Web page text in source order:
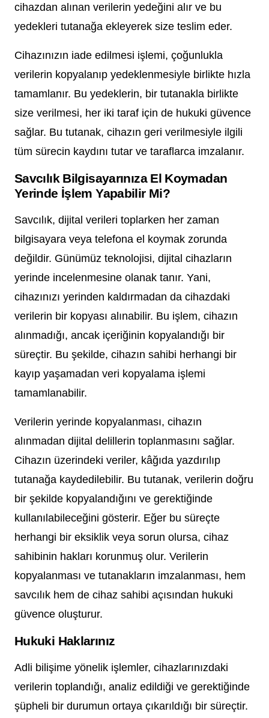
cihazdan alınan verilerin yedeğini alır ve bu
yedekleri tutanağa ekleyerek size teslim eder.
Cihazınızın iade edilmesi işlemi, çoğunlukla
verilerin kopyalanıp yedeklenmesiyle birlikte hızla
tamamlanır. Bu yedeklerin, bir tutanakla birlikte
size verilmesi, her iki taraf için de hukuki güvence
sağlar. Bu tutanak, cihazın geri verilmesiyle ilgili
tüm sürecin kaydını tutar ve taraflarca imzalanır.
Savcılık Bilgisayarınıza El Koymadan
Yerinde İşlem Yapabilir Mi?
Savcılık, dijital verileri toplarken her zaman
bilgisayara veya telefona el koymak zorunda
değildir. Günümüz teknolojisi, dijital cihazların
yerinde incelenmesine olanak tanır. Yani,
cihazınızı yerinden kaldırmadan da cihazdaki
verilerin bir kopyası alınabilir. Bu işlem, cihazın
alınmadığı, ancak içeriğinin kopyalandığı bir
süreçtir. Bu şekilde, cihazın sahibi herhangi bir
kayıp yaşamadan veri kopyalama işlemi
tamamlanabilir.
Verilerin yerinde kopyalanması, cihazın
alınmadan dijital delillerin toplanmasını sağlar.
Cihazın üzerindeki veriler, kâğıda yazdırılıp
tutanağa kaydedilebilir. Bu tutanak, verilerin doğru
bir şekilde kopyalandığını ve gerektiğinde
kullanılabileceğini gösterir. Eğer bu süreçte
herhangi bir eksiklik veya sorun olursa, cihaz
sahibinin hakları korunmuş olur. Verilerin
kopyalanması ve tutanakların imzalanması, hem
savcılık hem de cihaz sahibi açısından hukuki
güvence oluşturur.
Hukuki Haklarınız
Adli bilişime yönelik işlemler, cihazlarınızdaki
verilerin toplandığı, analiz edildiği ve gerektiğinde
şüpheli bir durumun ortaya çıkarıldığı bir süreçtir.